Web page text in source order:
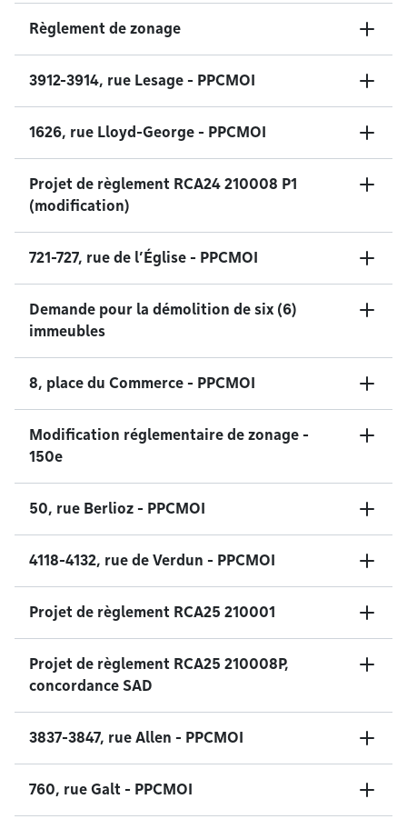
Règlement de zonage
3912-3914, rue Lesage - PPCMOI
1626, rue Lloyd-George - PPCMOI
Projet de règlement RCA24 210008 P1
(modification)
721-727, rue de l’Église - PPCMOI
Demande pour la démolition de six (6)
immeubles
8, place du Commerce - PPCMOI
Modification réglementaire de zonage -
150e
50, rue Berlioz - PPCMOI
4118-4132, rue de Verdun - PPCMOI
Projet de règlement RCA25 210001
Projet de règlement RCA25 210008P,
concordance SAD
3837-3847, rue Allen - PPCMOI
760, rue Galt - PPCMOI